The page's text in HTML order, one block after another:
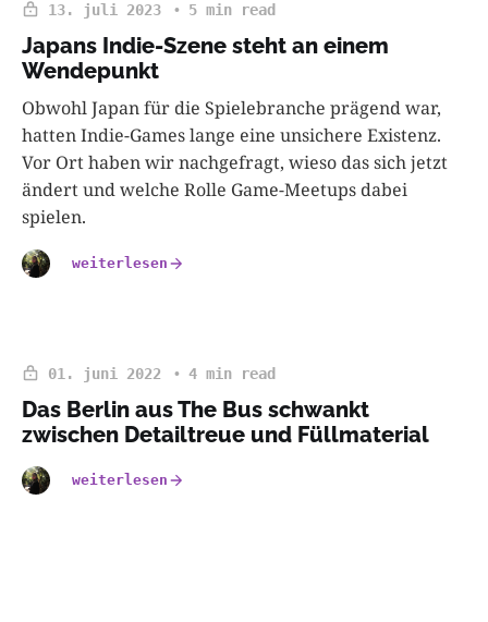
13. juli 2023 5 min read
Japans Indie-Szene steht an einem
Wendepunkt
Obwohl Japan für die Spielebranche prägend war,
hatten Indie-Games lange eine unsichere Existenz.
Vor Ort haben wir nachgefragt, wieso das sich jetzt
ändert und welche Rolle Game-Meetups dabei
spielen.
weiterlesen
01. juni 2022 4 min read
Das Berlin aus The Bus schwankt
zwischen Detailtreue und Füllmaterial
weiterlesen